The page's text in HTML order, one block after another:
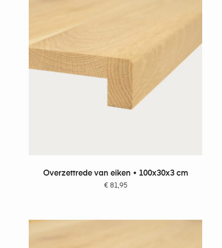
TOEVOEGEN AAN WINKELWAGEN
Overzettrede van eiken • 100x30x3 cm
€81,95